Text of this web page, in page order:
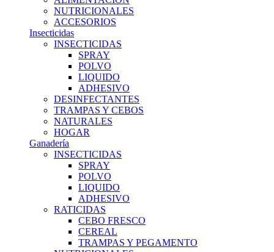
NUTRICIONALES
ACCESORIOS
Insecticidas
INSECTICIDAS
SPRAY
POLVO
LIQUIDO
ADHESIVO
DESINFECTANTES
TRAMPAS Y CEBOS
NATURALES
HOGAR
Ganadería
INSECTICIDAS
SPRAY
POLVO
LIQUIDO
ADHESIVO
RATICIDAS
CEBO FRESCO
CEREAL
TRAMPAS Y PEGAMENTO